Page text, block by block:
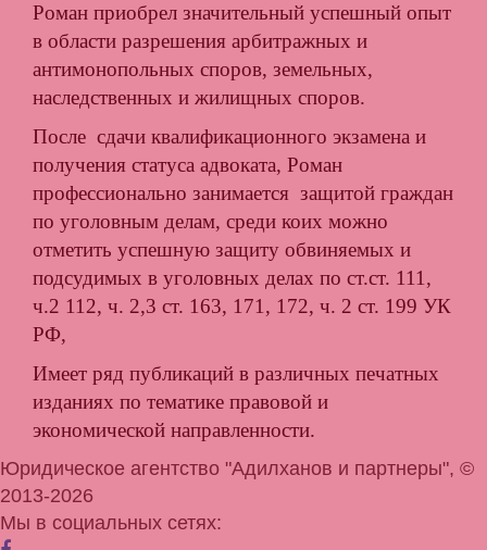
Роман приобрел значительный успешный опыт
в области разрешения арбитражных и
антимонопольных споров, земельных,
наследственных и жилищных споров.
После сдачи квалификационного экзамена и
получения статуса адвоката, Роман
профессионально занимается защитой граждан
по уголовным делам, среди коих можно
отметить успешную защиту обвиняемых и
подсудимых в уголовных делах по ст.ст. 111,
ч.2 112, ч. 2,3 ст. 163, 171, 172, ч. 2 ст. 199 УК
РФ,
Имеет ряд публикаций в различных печатных
изданиях по тематике правовой и
экономической направленности.
Юридическое агентство "Адилханов и партнеры", ©
2013-2026
Мы в социальных сетях: